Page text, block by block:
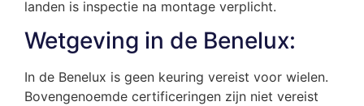
landen is inspectie na montage verplicht.
Wetgeving in de Benelux:
In de Benelux is geen keuring vereist voor wielen.
Bovengenoemde certificeringen zijn niet vereist